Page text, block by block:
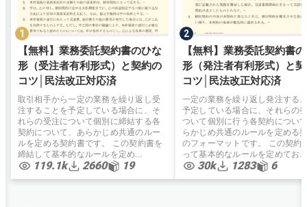
【無料】業務委託契約書のひな
形（受注者有利形式）と契約の
コツ│民法改正対応済
取引相手から一定の業務を繰り返し受
注することを予定している場合に、そ
れらの受注について個別に締結する各
契約について、あらかじめ共通のルー
ルを定める契約書です。 この契約書を
締結して基本的なルールを定め...
119.1k 2660 19
【無料】業務委託契約書
形（発注者有利形式）と
コツ│民法改正対応済
一定の業務を繰り返し発注する
予定している場合に、それらの
ついて個別に行う各契約につい
らかじめ共通のルールを定める
のフォーマットです。 この契約
って基本的なルールを定めてお...
30k 1283 6